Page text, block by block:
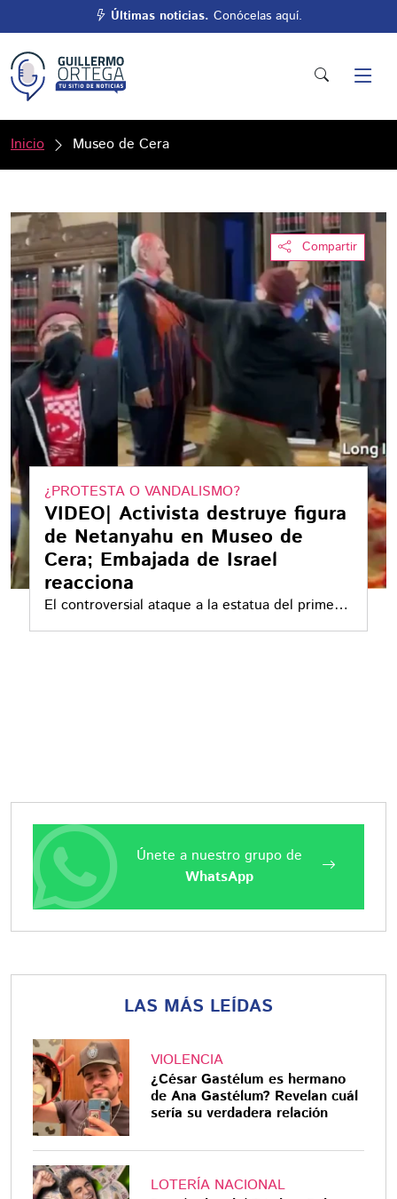
Últimas noticias. Conócelas aquí.
Inicio Museo de Cera
Compartir
¿PROTESTA O VANDALISMO?
VIDEO| Activista destruye figura
de Netanyahu en Museo de
Cera; Embajada de Israel
reacciona
El controversial ataque a la estatua del primer
ministro israelí, Benjamin Netanyahu: Todo lo
Únete a nuestro grupo de
WhatsApp
LAS MÁS LEÍDAS
VIOLENCIA
¿César Gastélum es hermano
de Ana Gastélum? Revelan cuál
sería su verdadera relación
LOTERÍA NACIONAL